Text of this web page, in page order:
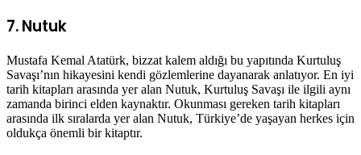
7. Nutuk
Mustafa Kemal Atatürk, bizzat kalem aldığı bu yapıtında Kurtuluş
Savaşı’nın hikayesini kendi gözlemlerine dayanarak anlatıyor. En iyi
tarih kitapları arasında yer alan Nutuk, Kurtuluş Savaşı ile ilgili aynı
zamanda birinci elden kaynaktır. Okunması gereken tarih kitapları
arasında ilk sıralarda yer alan Nutuk, Türkiye’de yaşayan herkes için
oldukça önemli bir kitaptır.